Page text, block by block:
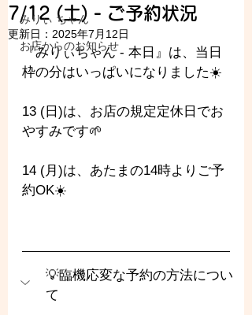
みりぃ ちゃん
お店からのお知らせ
7/12 (土) - ご予約状況
更新日： 2025年7月12日
『みりぃちゃん - 本日』は、当日
枠の分はいっぱいになりました☀️
13 (日)は、お店の規定定休日でお
やすみです🌱
14 (月)は、あたまの14時よりご予
約OK☀️
💡臨機応変な予約の方法につい
て